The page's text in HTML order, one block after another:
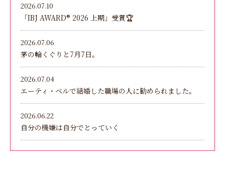
2026.07.10
「IBJ AWARD®︎ 2026 上期」受賞🏆
2026.07.06
茅の輪くぐりと7月7日。
2026.07.04
エーティ・ベルで結婚した職場の人に勧められました。
2026.06.22
自分の機嫌は自分でとっていく